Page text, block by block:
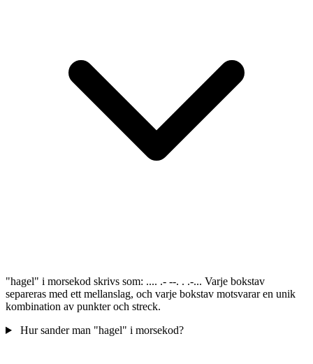
"hagel" i morsekod skrivs som: .... .- --. . .-... Varje bokstav
separeras med ett mellanslag, och varje bokstav motsvarar en unik
kombination av punkter och streck.
Hur sander man "hagel" i morsekod?